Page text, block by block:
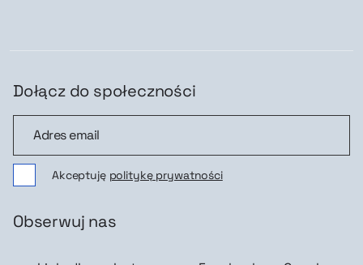
Dołącz do społeczności
Akceptuję politykę prywatności
Obserwuj nas